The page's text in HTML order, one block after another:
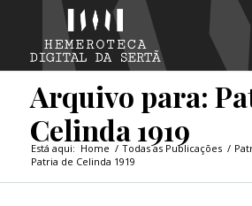
Arquivo para:
Celinda 1919
Está aqui: Home / Todas as Publicações /
Patria de Celinda 1919